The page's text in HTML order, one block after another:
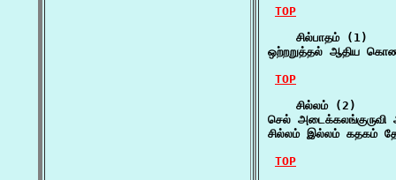
TOP
    சில்பாதம் (1)
ஒற்றறுத்தல் ஆதிய
TOP
    சில்லம் (2)
செல்
சில்லம் இல்லம் கதகம்
TOP